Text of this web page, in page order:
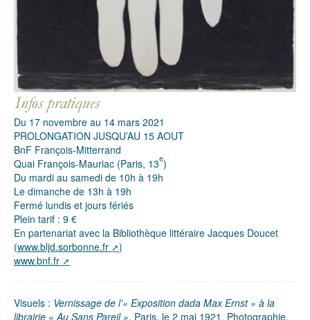
Du 17 novembre au 14 mars 2021
PROLONGATION JUSQU’AU 15 AOUT
BnF François-Mitterrand
Quai François-Mauriac (Paris, 13e)
Du mardi au samedi de 10h à 19h
Le dimanche de 13h à 19h
Fermé lundis et jours fériés
Plein tarif : 9 €
En partenariat avec la Bibliothèque littéraire Jacques Doucet
(www.bljd.sorbonne.fr
)
www.bnf.fr
Visuels : Vernissage de l’« Exposition dada Max Ernst » à la
librairie « Au Sans Pareil ». Paris, le 2 mai 1921. Photographie,